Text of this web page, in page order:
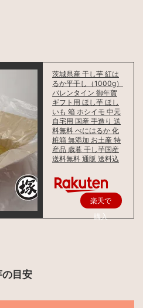
茨城県産 干し芋 紅は
るか平干し（1000g）
バレンタイン 御年賀
ギフト用 ほし芋 ほし
いも 箱 ホシイモ 中元
自宅用 国産 手造り 送
料無料 べにはるか 化
粧箱 無添加 お土産 特
産品 歳暮 干し芋国産
送料無料 通販 送料込
楽天で
購入
目安